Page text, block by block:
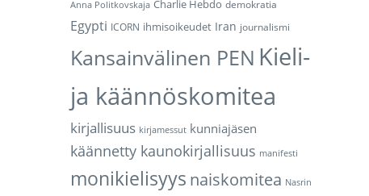
Anna Politkovskaja Charlie Hebdo demokratia
Egypti ICORN ihmisoikeudet Iran journalismi
Kansainvälinen PEN Kieli-
ja käännöskomitea
kirjallisuus kirjamessut kunniajäsen
käännetty kaunokirjallisuus manifesti
monikielisyys naiskomitea Nasrin